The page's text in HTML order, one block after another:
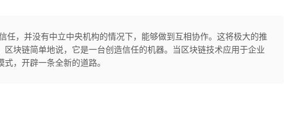
任，并没有中立中央机构的情况下，能够做到互相协作。这将极大的推
块链简单地说，它是一台创造信任的机器。当区块链技术应用于企业
，开辟一条全新的道路。